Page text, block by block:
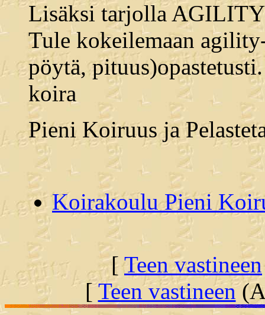
Lisäksi tarjolla
Tule kokeilemaan
pöytä,
koira
Pieni Koiruus ja
Koirakoulu Pieni
[Teen vastineen
[Teen vastineen